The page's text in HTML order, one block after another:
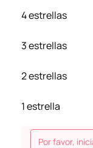
4 estrellas
3 estrellas
2 estrellas
1 estrella
Por favor,